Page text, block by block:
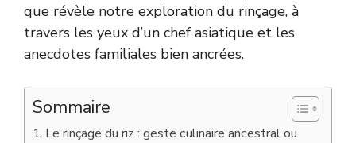
que révèle notre exploration du rinçage, à
travers les yeux d’un chef asiatique et les
anecdotes familiales bien ancrées.
Sommaire
Le rinçage du riz : geste culinaire ancestral ou